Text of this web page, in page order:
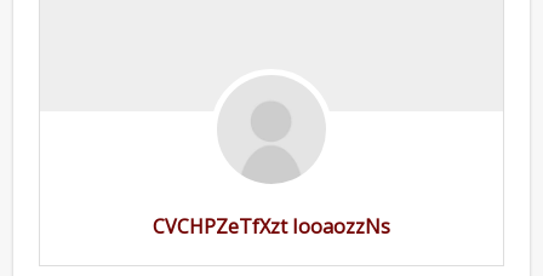
CVCHPZeTfXzt IooaozzNs